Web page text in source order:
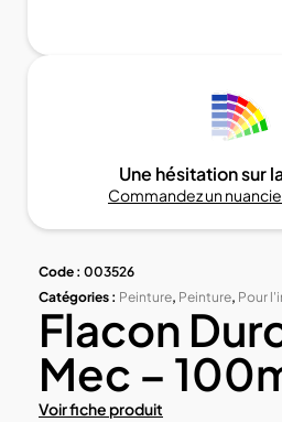
Une hésitation sur
Commandez un
Code : 003526
Catégories : Peinture, Peinture, Pour
Flacon
Mec –
Voir fiche produit